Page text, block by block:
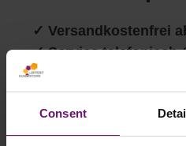
Consent
✓ Versandkostenfrei
✓ Service telefonisch
✓ Sichere Lieferung
✓ Rabatte ab 500€
✓ Käuferschutz